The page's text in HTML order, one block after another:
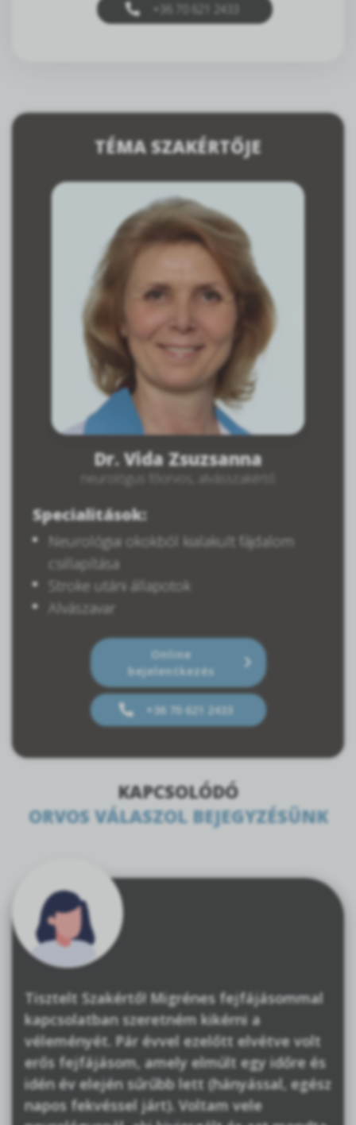
+36 70 621 2433
TÉMA SZAKÉRTŐJE
Dr. Vida Zsuzsanna
neurológus főorvos, alvásszakértő
Specialitások:
Neurológiai okokból kialakult fájdalom
csillapítása
Stroke utáni állapotok
Alvászavar
Online
bejelentkezés
+36 70 621 2433
KAPCSOLÓDÓ
ORVOS VÁLASZOL BEJEGYZÉSÜNK
Tisztelt Szakértő! Migrénes fejfájásommal
kapcsolatban szeretném kikérni a
véleményét. Pár évvel ezelőtt elvétve volt
erős fejfájásom, amely elmúlt egy időre és
idén év elején sűrűbb lett (hányással, egész
napos fekvéssel járt). Voltam vele